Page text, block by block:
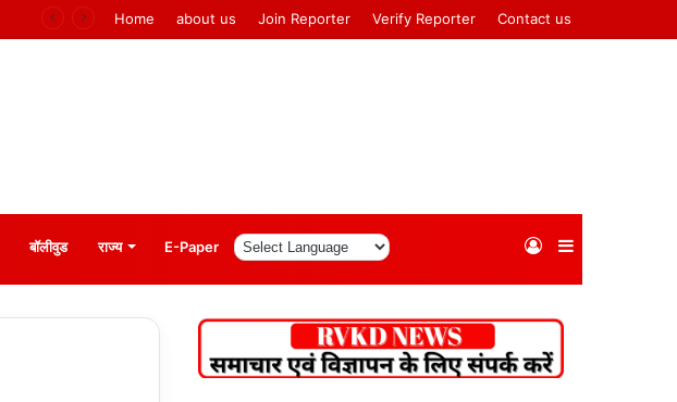
Home about us Join Reporter Verify Reporter Contact us
बॉलीवुड राज्य E-Paper Sidebar
Log